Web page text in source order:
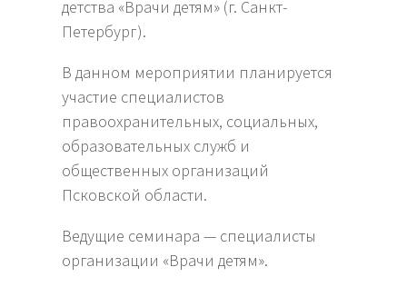
детства «Врачи детям» (г. Санкт-
Петербург).
В данном мероприятии планируется
участие специалистов
правоохранительных, социальных,
образовательных служб и
общественных организаций
Псковской области.
Ведущие семинара — специалисты
организации «Врачи детям».